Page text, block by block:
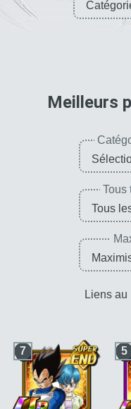
Meilleurs
Tous
Liens au
7 5